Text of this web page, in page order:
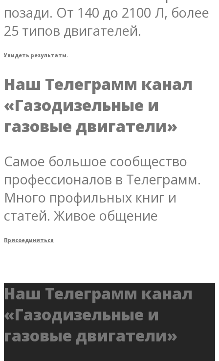
позади. От 140 до 2100 Л, более
25 типов двигателей.
Увидеть результаты.
Наш Телеграмм канал
«Газодизельные и
газовые двигатели»
Самое большое сообщество
профессионалов в Телеграмм.
Много профильных книг и
статей. Живое общение
Присоединиться
Наш Телеграмм канал
«Газодизельные и
газовые двигатели»